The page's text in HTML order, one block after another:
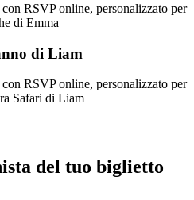
RSVP online, personalizzato per
di Emma
di Liam
RSVP online, personalizzato per
Safari di Liam
del tuo biglietto